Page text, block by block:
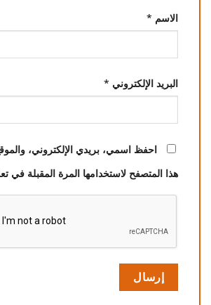
الاسم *
البريد الإلكتروني *
احفظ اسمي، بريدي الإلكتروني،
هذا المتصفح لاستخدامها المرة المقبلة في